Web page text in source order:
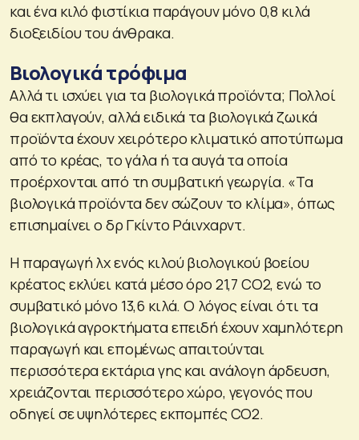
και ένα κιλό φιστίκια παράγουν μόνο 0,8 κιλά
διοξειδίου του άνθρακα.
Βιολογικά τρόφιμα
Αλλά τι ισχύει για τα βιολογικά προϊόντα; Πολλοί
θα εκπλαγούν, αλλά ειδικά τα βιολογικά ζωικά
προϊόντα έχουν χειρότερο κλιματικό αποτύπωμα
από το κρέας, το γάλα ή τα αυγά τα οποία
προέρχονται από τη συμβατική γεωργία. «Τα
βιολογικά προϊόντα δεν σώζουν το κλίμα», όπως
επισημαίνει ο δρ Γκίντο Ράινχαρντ.
Η παραγωγή λχ ενός κιλού βιολογικού βοείου
κρέατος εκλύει κατά μέσο όρο 21,7 CO2, ενώ το
συμβατικό μόνο 13,6 κιλά. Ο λόγος είναι ότι τα
βιολογικά αγροκτήματα επειδή έχουν χαμηλότερη
παραγωγή και επομένως απαιτούνται
περισσότερα εκτάρια γης και ανάλογη άρδευση,
χρειάζονται περισσότερο χώρο, γεγονός που
οδηγεί σε υψηλότερες εκπομπές CO2.